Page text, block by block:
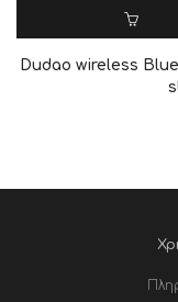
ΠΡΟΣΘΉΚΗ ΣΤΟ
Dudao wireless